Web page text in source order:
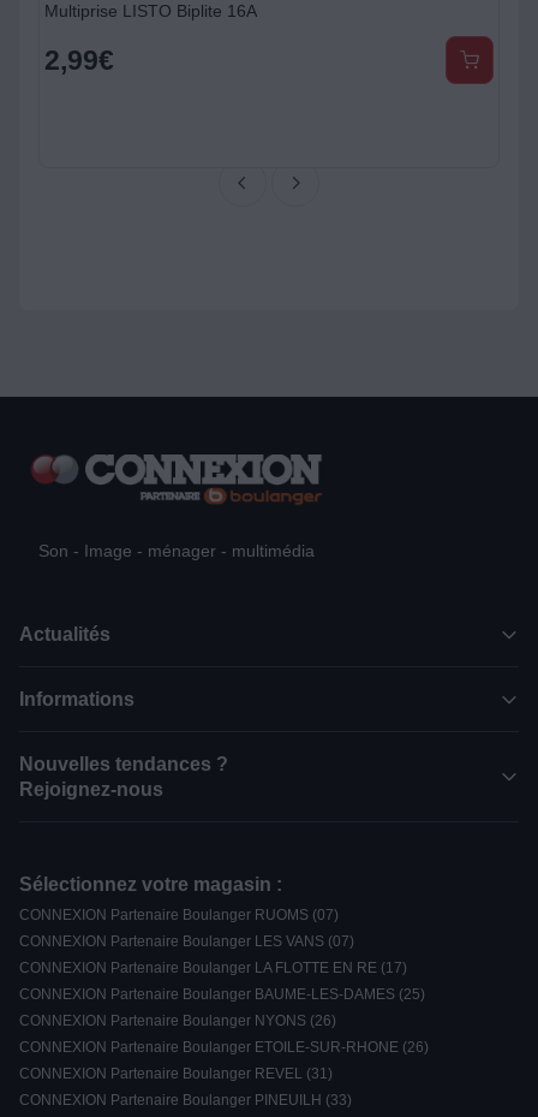
Multiprise LISTO Biplite 16A
2,99€
Son - Image - ménager - multimédia
Actualités
Informations
Nouvelles tendances ?
Rejoignez-nous
Sélectionnez votre magasin :
CONNEXION Partenaire Boulanger RUOMS (07)
CONNEXION Partenaire Boulanger LES VANS (07)
CONNEXION Partenaire Boulanger LA FLOTTE EN RE (17)
CONNEXION Partenaire Boulanger BAUME-LES-DAMES (25)
CONNEXION Partenaire Boulanger NYONS (26)
CONNEXION Partenaire Boulanger ETOILE-SUR-RHONE (26)
CONNEXION Partenaire Boulanger REVEL (31)
CONNEXION Partenaire Boulanger PINEUILH (33)